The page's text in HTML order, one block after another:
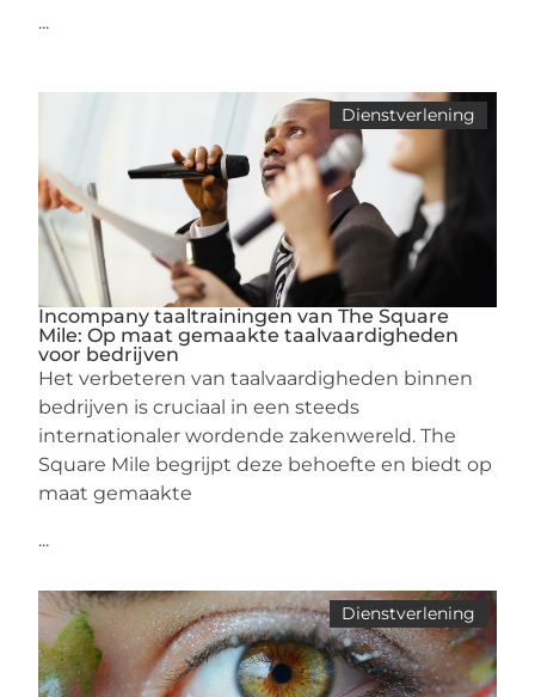
...
Dienstverlening
Incompany taaltrainingen van The Square
Mile: Op maat gemaakte taalvaardigheden
voor bedrijven
Het verbeteren van taalvaardigheden binnen
bedrijven is cruciaal in een steeds
internationaler wordende zakenwereld. The
Square Mile begrijpt deze behoefte en biedt op
maat gemaakte
...
Dienstverlening